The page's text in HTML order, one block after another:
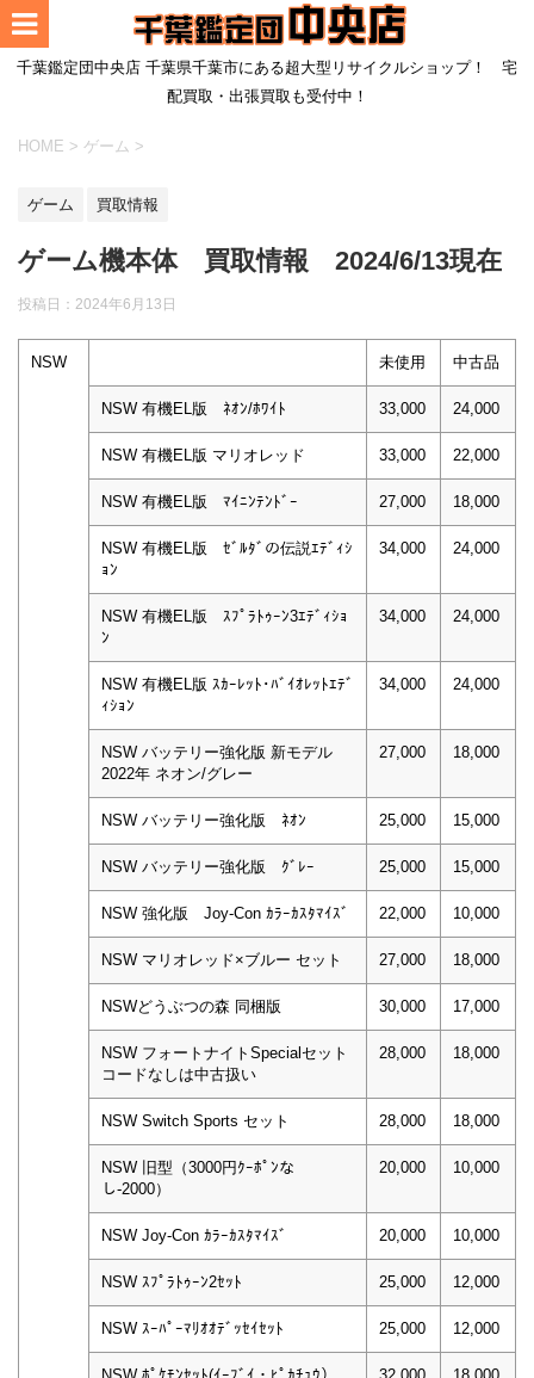
千葉鑑定団中央店 千葉県千葉市にある超大型リサイクルショップ！ 宅
配買取・出張買取も受付中！
HOME > ゲーム >
ゲーム 買取情報
ゲーム機本体 買取情報 2024/6/13現在
投稿日： 2024年6月13日
NSW 未使用 中古品
NSW 有機EL版 ﾈｵﾝ/ﾎﾜｲﾄ 33,000 24,000
NSW 有機EL版 マリオレッド 33,000 22,000
NSW 有機EL版 ﾏｲﾆﾝﾃﾝﾄﾞｰ 27,000 18,000
NSW 有機EL版 ｾﾞﾙﾀﾞの伝説ｴﾃﾞｨｼ
ｮﾝ
34,000 24,000
NSW 有機EL版 ｽﾌﾟﾗﾄｩｰﾝ3ｴﾃﾞｨｼｮ
ﾝ
34,000 24,000
NSW 有機EL版 ｽｶｰﾚｯﾄ･ﾊﾞｲｵﾚｯﾄｴﾃﾞ
ｨｼｮﾝ
34,000 24,000
NSW バッテリー強化版 新モデル
2022年 ネオン/グレー
27,000 18,000
NSW バッテリー強化版 ﾈｵﾝ 25,000 15,000
NSW バッテリー強化版 ｸﾞﾚｰ 25,000 15,000
NSW 強化版 Joy-Con ｶﾗｰｶｽﾀﾏｲｽﾞ 22,000 10,000
NSW マリオレッド×ブルー セット 27,000 18,000
NSWどうぶつの森 同梱版 30,000 17,000
NSW フォートナイトSpecialセット
コードなしは中古扱い
28,000 18,000
NSW Switch Sports セット 28,000 18,000
NSW 旧型（3000円ｸｰﾎﾟﾝな
し-2000）
20,000 10,000
NSW Joy-Con ｶﾗｰｶｽﾀﾏｲｽﾞ 20,000 10,000
NSW ｽﾌﾟﾗﾄｩｰﾝ2ｾｯﾄ 25,000 12,000
NSW ｽｰﾊﾟｰﾏﾘｵｵﾃﾞｯｾｲｾｯﾄ 25,000 12,000